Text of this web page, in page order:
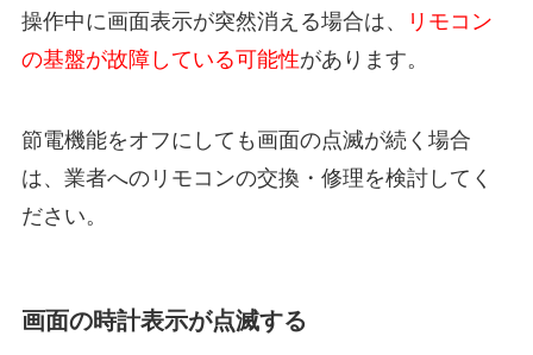
操作中に画面表示が突然消える場合は、
リモコン
の基盤が故障している可能性があります。
節電機能をオフにしても画面の点滅が続く場合
は、業者へのリモコンの交換・修理を検討してく
ださい。
画面の時計表示が点滅する